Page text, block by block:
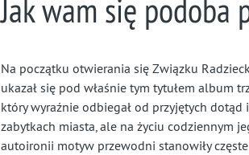
Jak wam się podoba
Na początku otwierania się Związku
ukazał się pod właśnie tym tytułem album
który wyraźnie odbiegał od przyjętych
zabytkach miasta, ale na życiu codziennym
autoironii motyw przewodni stanowiły